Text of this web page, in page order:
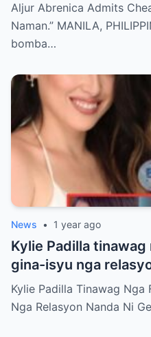
Aljur Abrenica Admits
Naman.” MANILA,
bomba…
News • 1 year ago
Kylie Padilla
gina-isyu nga relasyon nanda ni Gerald
Anderson
Kylie Padilla Tinawag Nga
Nga Relasyon Nanda Ni